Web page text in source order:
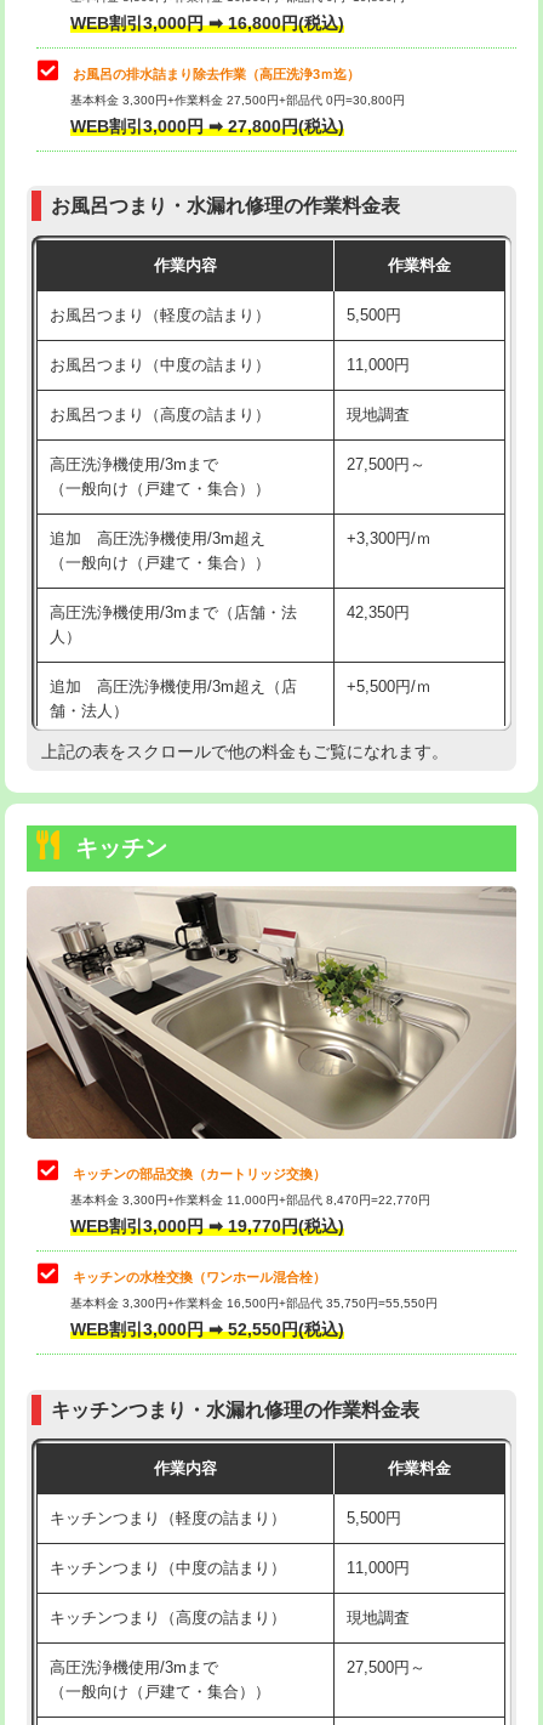
小便器トイレ脱着
その他部品の脱着 8,800円～
交換・取付（タンク）
交換・取付（普通便座） 11,000円+材料費
交換・取付（温水洗浄便座） 16,500円+材料費
交換・取付(単水栓（壁付・デッキ
式）)
13,200円+材料費
交換・取付(混合水栓（壁付・デッキ
式・ワンホール）)
16,500円+材料費
交換・取付(排水栓・排水トラップ
（P/S/ポップアップ））
22,000円+材料費
交換・取付（その他部品） 11,000円+材料費
持込商品取付（単水栓） 13,200円
持込商品取付（混合水栓）
持込商品取付（浄水器・分岐水栓） 16,500円
持込商品取付（温水洗浄便座） 22,000円
持込商品取付（普通便座⇔温水洗浄便
22,000円
給水管工事※（ホール加工)
給水管工事※（バンド止め) 3,300円
給水管工事※（支持金具設置) 5,500円
給水管工事※（保温材使用（バンド止
め込み）)
5,500円
給水管工事※（土の掘削・埋め戻し作
11,000円
給水管工事※（塩ビ管（VP・HI）使
用/3ｍまで)
給水管工事※（塩ビ管（VP・HI）使
用（追加）/3ｍ超え)
給水管工事※（ライニング鋼管・銅
管・ポリ管・HT管使用/3ｍまで)
44,000円
管・ポリ管・HT管使用/3ｍ超え)
排水管工事（土の掘削・埋め戻し作
11,000円~
排水管工事（排水管工事/3ｍまで） 55,000円
排水管工事（追加 排水管工事/3ｍ超
+11,000円
マス交換（土の掘削・埋め戻し作業）
マス交換（深さ50㎝未満）
WEB割引3,000円 ➡ 16,800円(税込)
お風呂の排水詰まり除去作業（高圧洗浄3ｍ迄）
基本料金 3,300円+作業料金 27,500円+部品代 0円=30,800円
WEB割引3,000円 ➡ 27,800円(税込)
お風呂つまり・水漏れ修理の作業料金表
作業内容 作業料金
お風呂つまり（軽度の詰まり） 5,500円
お風呂つまり（中度の詰まり） 11,000円
お風呂つまり（高度の詰まり） 現地調査
高圧洗浄機使用/3mまで
（一般向け（戸建て・集合））
27,500円～
追加 高圧洗浄機使用/3m超え
（一般向け（戸建て・集合））
+3,300円/ｍ
高圧洗浄機使用/3mまで（店舗・法
人）
42,350円
追加 高圧洗浄機使用/3m超え（店
舗・法人）
+5,500円/ｍ
高度高圧洗浄換 現地調査
トーラー機使用/3mまで
追加トーラー機使用/3m超え +3,300円
カメラ調査 33,000円
桝清掃 8,800円
止水・漏水調査・防水処理・清掃・修
理・調整・分解・加工など（軽作業）
11,000円
止水・漏水調査・防水処理・清掃・修
理・調整・分解・加工など（中作業）
22,000円
止水・漏水調査・防水処理・清掃・修
理・調整・分解・加工など（重作業）
33,000円
お風呂タンク脱着
その他部品の脱着
式・ワンホール）)
交換・取付(排水栓・排水トラップ
22,000円+材料費
持込商品取付（単水栓）
上記の表をスクロールで他の料金もご覧になれます。
キッチン
キッチンの部品交換（カートリッジ交換）
基本料金 3,300円+作業料金 11,000円+部品代 8,470円=22,770円
WEB割引3,000円 ➡ 19,770円(税込)
キッチンの水栓交換（ワンホール混合栓）
基本料金 3,300円+作業料金 16,500円+部品代 35,750円=55,550円
WEB割引3,000円 ➡ 52,550円(税込)
キッチンつまり・水漏れ修理の作業料金表
作業内容 作業料金
キッチンつまり（軽度の詰まり） 5,500円
キッチンつまり（中度の詰まり） 11,000円
キッチンつまり（高度の詰まり） 現地調査
高圧洗浄機使用/3mまで
（一般向け（戸建て・集合））
27,500円～